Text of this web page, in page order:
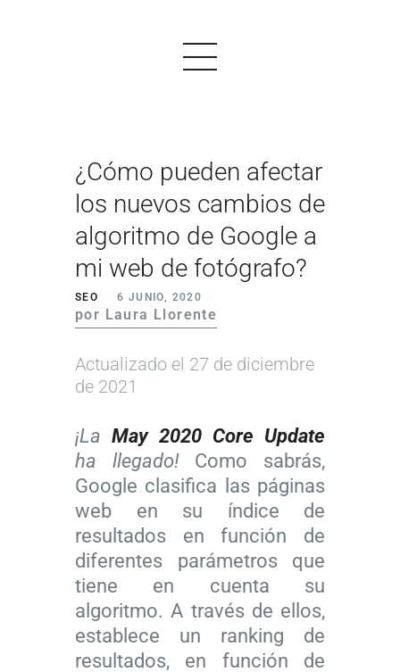
PRODUCTOS
EJEMPLOS
OPINIONES
PRECIOS
LOGIN
EMPEZAR AHORA
¿Cómo pueden afectar
los nuevos cambios de
algoritmo de Google a
mi web de fotógrafo?
SEO 6 JUNIO, 2020
por Laura Llorente
Actualizado el 27 de diciembre
de 2021
¡La May 2020 Core Update
ha llegado! Como sabrás,
Google clasifica las páginas
web en su índice de
resultados en función de
diferentes parámetros que
tiene en cuenta su
algoritmo. A través de ellos,
establece un ranking de
resultados, en función de